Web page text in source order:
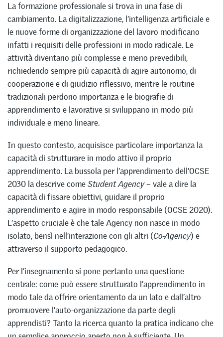
La formazione professionale si trova in una fase di
cambiamento. La digitalizzazione, l’intelligenza artificiale e
le nuove forme di organizzazione del lavoro modificano
infatti i requisiti delle professioni in modo radicale. Le
attività diventano più complesse e meno prevedibili,
richiedendo sempre più capacità di agire autonomo, di
cooperazione e di giudizio riflessivo, mentre le routine
tradizionali perdono importanza e le biografie di
apprendimento e lavorative si sviluppano in modo più
individuale e meno lineare.
In questo contesto, acquisisce particolare importanza la
capacità di strutturare in modo attivo il proprio
apprendimento. La bussola per l’apprendimento dell’OCSE
2030 la descrive comeStudent Agency– vale a dire la
capacità di fissare obiettivi, guidare il proprio
apprendimento e agire in modo responsabile (OCSE 2020).
L’aspetto cruciale è che tale Agency non nasce in modo
isolato, bensì nell’interazione con gli altri (Co-Agency) e
attraverso il supporto pedagogico.
Per l’insegnamento si pone pertanto una questione
centrale: come può essere strutturato l’apprendimento in
modo tale da offrire orientamento da un lato e dall’altro
promuovere l’auto-organizzazione da parte degli
apprendisti? Tanto la ricerca quanto la pratica indicano che